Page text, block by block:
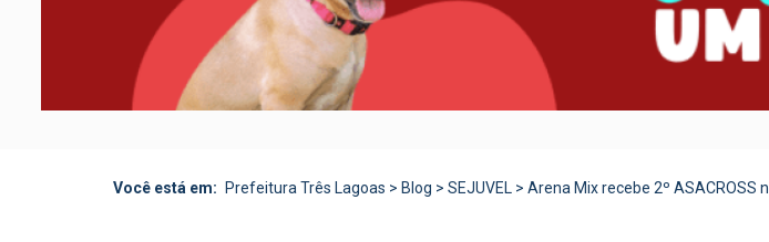
Você está em: Prefeitura Três Lagoas > Blog > SEJUVEL > Arena Mix recebe 2º ASACROSS